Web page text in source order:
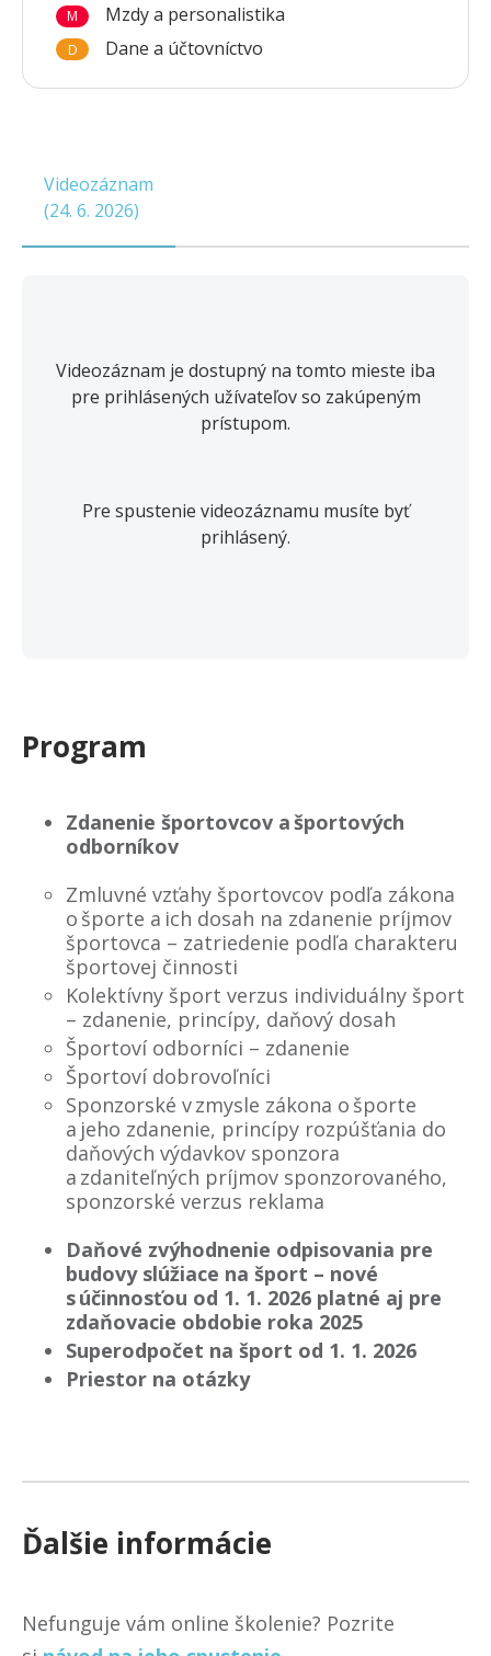
Ing. Miroslavou Brnovou priamo z
Ministerstva financií SR, ktorá vám
správne nastaviť zdaňovanie
M Mzdy a personalistika
D Dane a účtovníctvo
Videozáznam
(24. 6. 2026)
Videozáznam je dostupný na tomto mieste iba
pre prihlásených užívateľov so zakúpeným
prístupom.
Pre spustenie videozáznamu musíte byť
prihlásený.
Program
Zdanenie športovcov a športových
odborníkov
Zmluvné vzťahy športovcov podľa zákona
o športe a ich dosah na zdanenie príjmov
športovca – zatriedenie podľa charakteru
športovej činnosti
Kolektívny šport verzus individuálny šport
– zdanenie, princípy, daňový dosah
Športoví odborníci – zdanenie
Športoví dobrovoľníci
Sponzorské v zmysle zákona o športe
a jeho zdanenie, princípy rozpúšťania do
daňových výdavkov sponzora
a zdaniteľných príjmov sponzorovaného,
sponzorské verzus reklama
Daňové zvýhodnenie odpisovania pre
budovy slúžiace na šport – nové
s účinnosťou od 1. 1. 2026 platné aj pre
zdaňovacie obdobie roka 2025
Superodpočet na šport od 1. 1. 2026
Priestor na otázky
Ďalšie informácie
Nefunguje vám online školenie? Pozrite